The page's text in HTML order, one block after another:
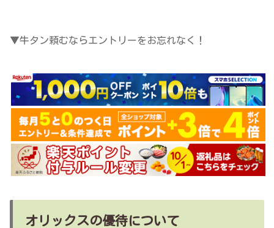
▼牛タン頼むならエントリーをお忘れなく！
オリックスの優待について